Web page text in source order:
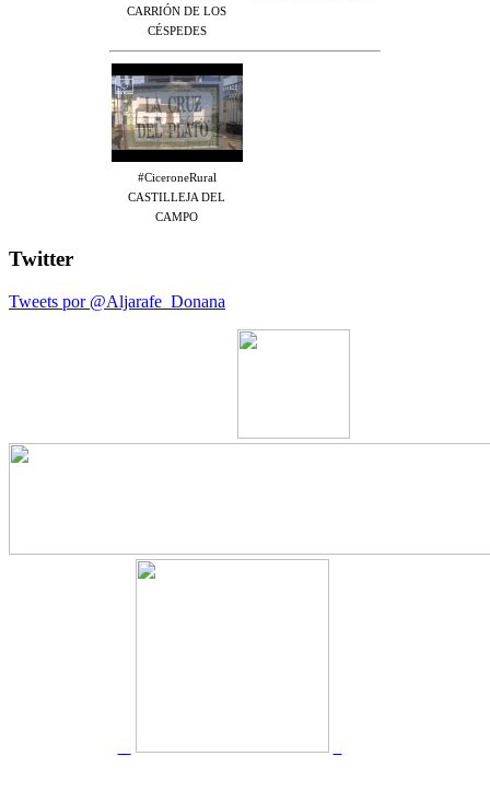
CARRIÓN DE LOS
CÉSPEDES
#CiceroneRural
CASTILLEJA DEL
CAMPO
Twitter
Tweets por @Aljarafe_Donana